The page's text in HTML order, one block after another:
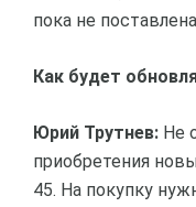
пока не
Как будет
Юрий Трутнев: Не
приобретения
45. На покупку